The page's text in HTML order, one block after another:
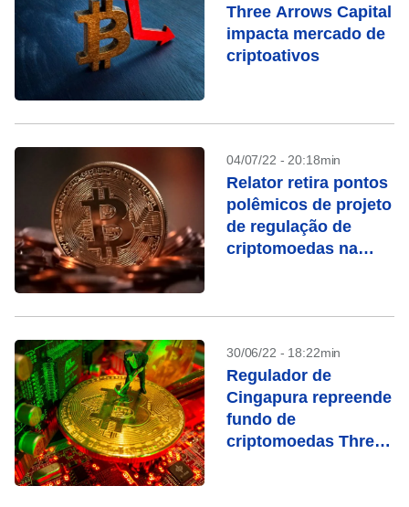
Three Arrows Capital
impacta mercado de
criptoativos
04/07/22 - 20:18min
Relator retira pontos
polêmicos de projeto
de regulação de
criptomoedas na
30/06/22 - 18:22min
Regulador de
Cingapura repreende
fundo de
criptomoedas Three